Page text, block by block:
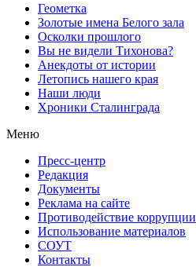
Геометка
Золотые имена Белого зала
Осколки прошлого
Вы не видели Тихонова?
Анекдоты от истории
Летопись нашего края
Наши люди
Хроники Сталинграда
Меню
Пресс-центр
Редакция
Документы
Реклама на сайте
Противодействие коррупции
Использование материалов
СОУТ
Контакты